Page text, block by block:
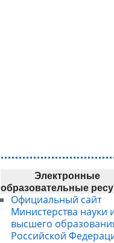
Электронные
образовательные
Официальный сайт
Министерства науки
высшего
Российской